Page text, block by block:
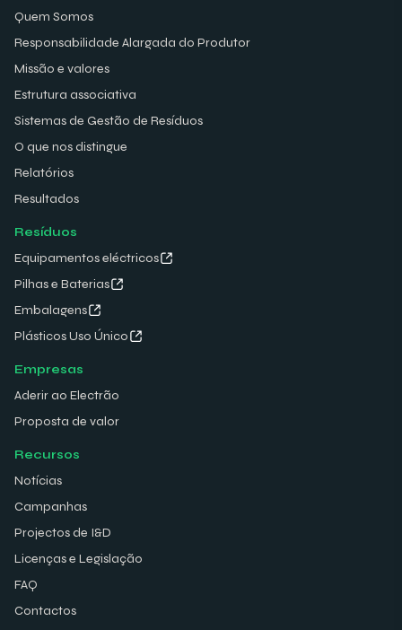
Quem Somos
Responsabilidade Alargada do Produtor
Missão e valores
Estrutura associativa
Sistemas de Gestão de Resíduos
O que nos distingue
Relatórios
Resultados
Resíduos
Equipamentos eléctricos
Pilhas e Baterias
Embalagens
Plásticos Uso Único
Empresas
Aderir ao Electrão
Proposta de valor
Recursos
Notícias
Campanhas
Projectos de I&D
Licenças e Legislação
FAQ
Contactos